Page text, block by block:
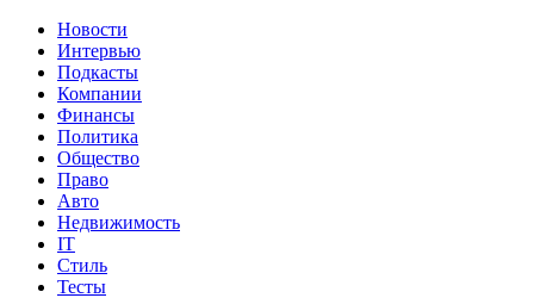
Новости
Интервью
Подкасты
Компании
Финансы
Политика
Общество
Право
Авто
Недвижимость
IT
Стиль
Тесты